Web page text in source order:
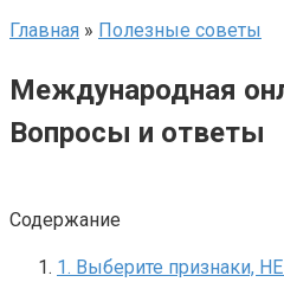
Главная » Полезные советы
Международная
Вопросы и ответы
Содержание
1. Выберите признаки,